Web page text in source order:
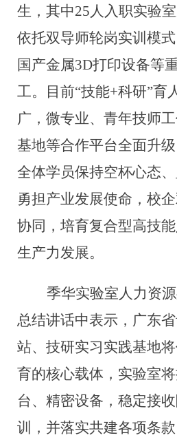
生，其中25人入职实验
依托双导师轮岗实训模
国产金属3D打印设备等
工。目前“技能+科研”育
广，微专业、青年技师
基地等合作平台全面升
全体学员保持空杯心态、
勇担产业发展使命，校
协同，培育复合型高技
生产力发展。
季华实验室人力资
总结讲话中表示，广东
站、技研实习实践基地
育的核心载体，实验室
台、精密设备，稳定接
训， 并落实共建各项条